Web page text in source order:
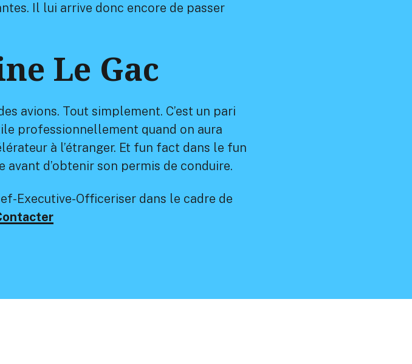
Il lui arrive donc encore de passer
Le Gac
avions. Tout simplement. C’est un pari
professionnellement quand on aura
à l’étranger. Et fun fact dans le fun
d’obtenir son permis de conduire.
Executive-Officeriser dans le cadre de